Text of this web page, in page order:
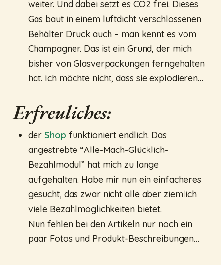
weiter. Und dabei setzt es CO2 frei. Dieses
Gas baut in einem luftdicht verschlossenen
Behälter Druck auch – man kennt es vom
Champagner. Das ist ein Grund, der mich
bisher von Glasverpackungen ferngehalten
hat. Ich möchte nicht, dass sie explodieren…
Erfreuliches:
der Shop funktioniert endlich. Das
angestrebte “Alle-Mach-Glücklich-
Bezahlmodul” hat mich zu lange
aufgehalten. Habe mir nun ein einfacheres
gesucht, das zwar nicht alle aber ziemlich
viele Bezahlmöglichkeiten bietet.
Nun fehlen bei den Artikeln nur noch ein
paar Fotos und Produkt-Beschreibungen…